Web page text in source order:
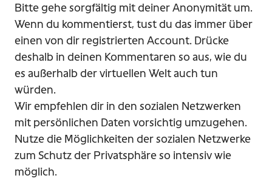
Bitte gehe sorgfältig mit deiner Anonymität um.
Wenn du kommentierst, tust du das immer über
einen von dir registrierten Account. Drücke
deshalb in deinen Kommentaren so aus, wie du
es außerhalb der virtuellen Welt auch tun
würden.
Wir empfehlen dir in den sozialen Netzwerken
mit persönlichen Daten vorsichtig umzugehen.
Nutze die Möglichkeiten der sozialen Netzwerke
zum Schutz der Privatsphäre so intensiv wie
möglich.